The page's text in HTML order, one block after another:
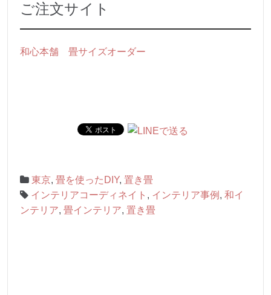
ご注文サイト
和心本舗 畳サイズオーダー
東京, 畳を使ったDIY, 置き畳
インテリアコーディネイト , インテリア事例 , 和イ
ンテリア, 畳インテリア, 置き畳